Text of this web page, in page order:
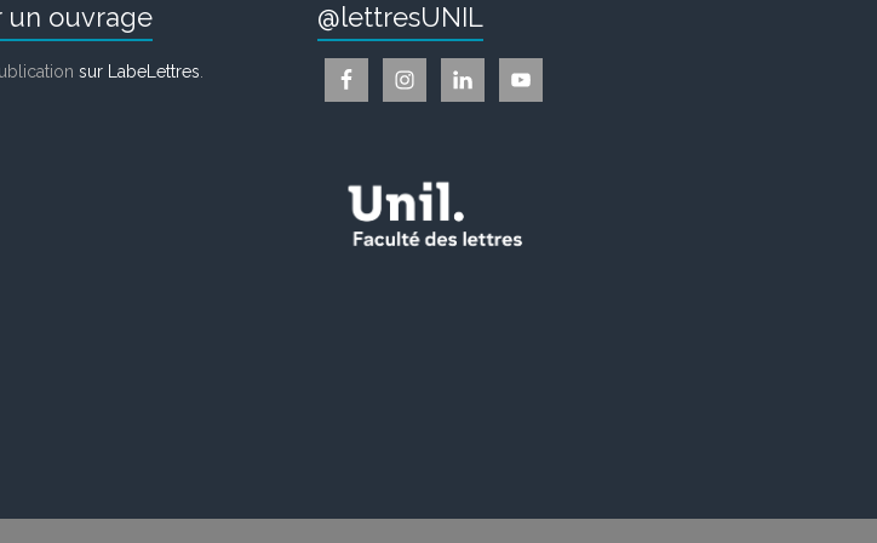
un ouvrage
sur LabeLettres
@lettresUNIL